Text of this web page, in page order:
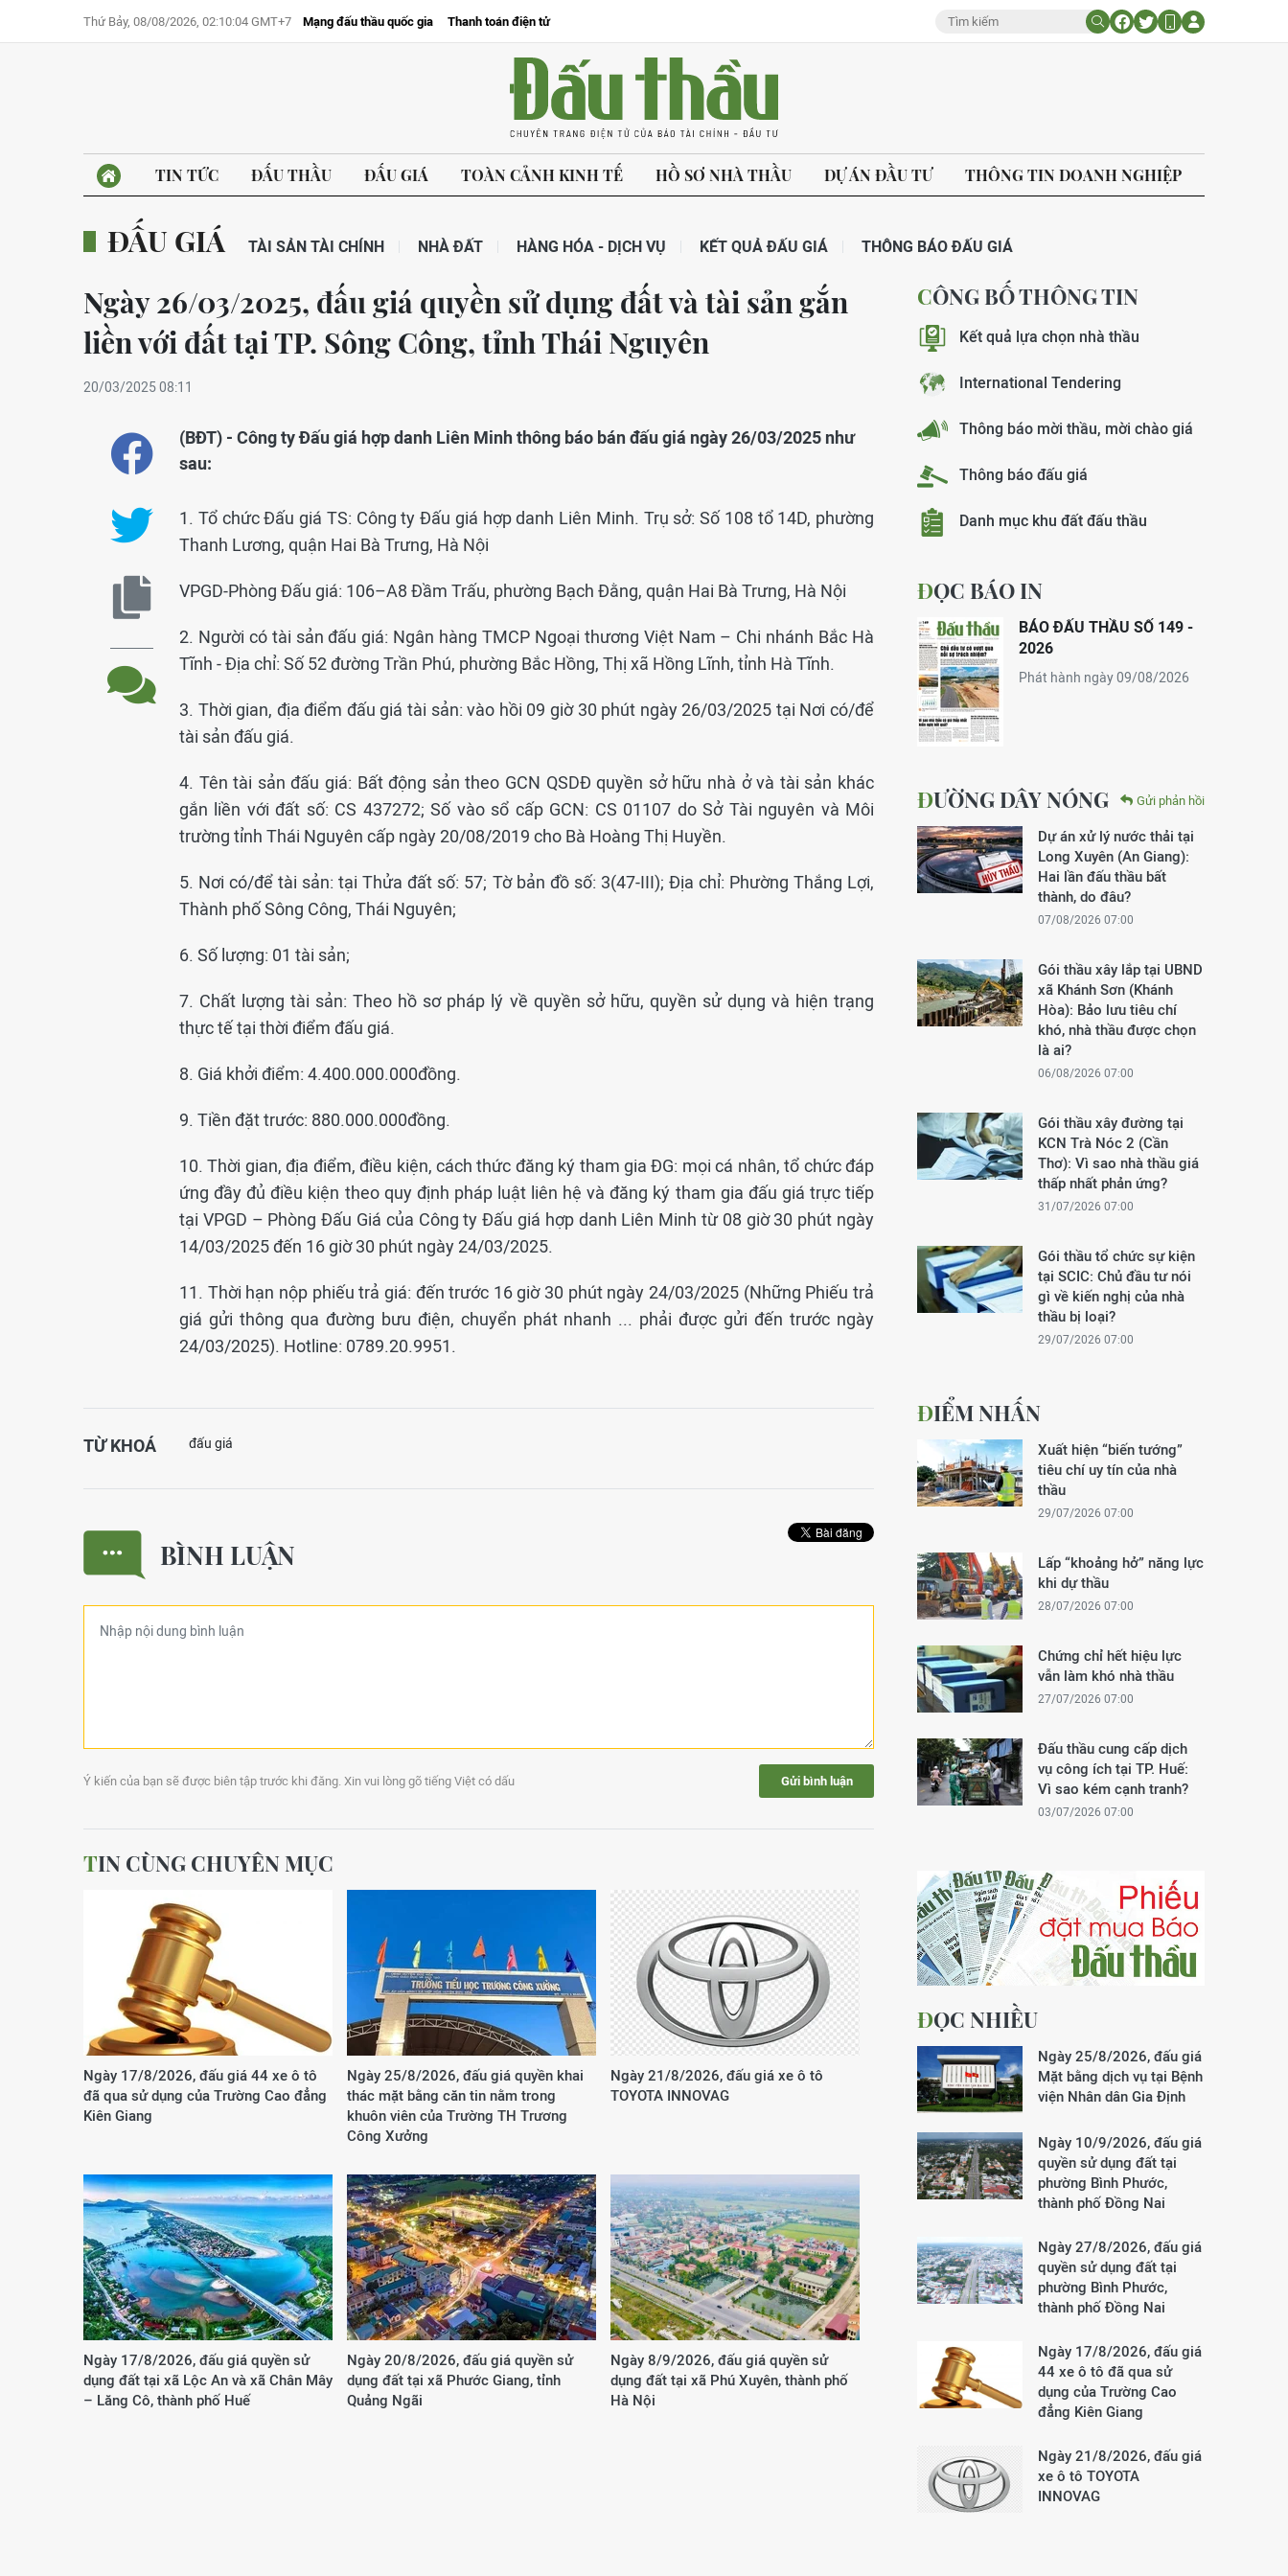
Thứ Bảy, 08/08/2026, 02:10:04 GMT+7 Mạng đấu thầu quốc gia Thanh toán điện tử
TIN TỨC ĐẤU THẦU ĐẤU GIÁ TOÀN CẢNH KINH TẾ HỒ SƠ NHÀ THẦU DỰ ÁN ĐẦU TƯ THÔNG TIN DOANH NGHIỆP
ĐẤU GIÁ TÀI SẢN TÀI CHÍNH NHÀ ĐẤT HÀNG HÓA - DỊCH VỤ KẾT QUẢ ĐẤU GIÁ THÔNG BÁO ĐẤU GIÁ
Ngày 26/03/2025, đấu giá quyền sử dụng đất và tài sản gắn
liền với đất tại TP. Sông Công, tỉnh Thái Nguyên
20/03/2025 08:11
(BĐT) - Công ty Đấu giá hợp danh Liên Minh thông báo bán đấu giá ngày 26/03/2025 như
sau:
1. Tổ chức Đấu giá TS: Công ty Đấu giá hợp danh Liên Minh. Trụ sở: Số 108 tổ 14D, phường
Thanh Lương, quận Hai Bà Trưng, Hà Nội
VPGD-Phòng Đấu giá: 106–A8 Đầm Trấu, phường Bạch Đằng, quận Hai Bà Trưng, Hà Nội
2. Người có tài sản đấu giá: Ngân hàng TMCP Ngoại thương Việt Nam – Chi nhánh Bắc Hà
Tĩnh - Địa chỉ: Số 52 đường Trần Phú, phường Bắc Hồng, Thị xã Hồng Lĩnh, tỉnh Hà Tĩnh.
3. Thời gian, địa điểm đấu giá tài sản: vào hồi 09 giờ 30 phút ngày 26/03/2025 tại Nơi có/để
tài sản đấu giá.
4. Tên tài sản đấu giá: Bất động sản theo GCN QSDĐ quyền sở hữu nhà ở và tài sản khác
gắn liền với đất số: CS 437272; Số vào sổ cấp GCN: CS 01107 do Sở Tài nguyên và Môi
trường tỉnh Thái Nguyên cấp ngày 20/08/2019 cho Bà Hoàng Thị Huyền.
5. Nơi có/để tài sản: tại Thửa đất số: 57; Tờ bản đồ số: 3(47-III); Địa chỉ: Phường Thắng Lợi,
Thành phố Sông Công, Thái Nguyên;
6. Số lượng: 01 tài sản;
7. Chất lượng tài sản: Theo hồ sơ pháp lý về quyền sở hữu, quyền sử dụng và hiện trạng
thực tế tại thời điểm đấu giá.
8. Giá khởi điểm: 4.400.000.000đồng.
9. Tiền đặt trước: 880.000.000đồng.
10. Thời gian, địa điểm, điều kiện, cách thức đăng ký tham gia ĐG: mọi cá nhân, tổ chức đáp
ứng đầy đủ điều kiện theo quy định pháp luật liên hệ và đăng ký tham gia đấu giá trực tiếp
tại VPGD – Phòng Đấu Giá của Công ty Đấu giá hợp danh Liên Minh từ 08 giờ 30 phút ngày
14/03/2025 đến 16 giờ 30 phút ngày 24/03/2025.
11. Thời hạn nộp phiếu trả giá: đến trước 16 giờ 30 phút ngày 24/03/2025 (Những Phiếu trả
giá gửi thông qua đường bưu điện, chuyển phát nhanh ... phải được gửi đến trước ngày
24/03/2025). Hotline: 0789.20.9951.
TỪ KHOÁ đấu giá
BÌNH LUẬN
Ý kiến của bạn sẽ được biên tập trước khi đăng. Xin vui lòng gõ tiếng Việt có dấu Gửi bình luận
TIN CÙNG CHUYÊN MỤC
Ngày 17/8/2026, đấu giá 44 xe ô tô
đã qua sử dụng của Trường Cao đẳng
Kiên Giang
Ngày 25/8/2026, đấu giá quyền khai
thác mặt bằng căn tin nằm trong
khuôn viên của Trường TH Trương
Công Xưởng
Ngày 21/8/2026, đấu giá xe ô tô
TOYOTA INNOVAG
Ngày 17/8/2026, đấu giá quyền sử
dụng đất tại xã Lộc An và xã Chân Mây
– Lăng Cô, thành phố Huế
Ngày 20/8/2026, đấu giá quyền sử
dụng đất tại xã Phước Giang, tỉnh
Quảng Ngãi
Ngày 8/9/2026, đấu giá quyền sử
dụng đất tại xã Phú Xuyên, thành phố
Hà Nội
CÔNG BỐ THÔNG TIN
Kết quả lựa chọn nhà thầu
International Tendering
Thông báo mời thầu, mời chào giá
Thông báo đấu giá
Danh mục khu đất đấu thầu
ĐỌC BÁO IN
BÁO ĐẤU THẦU SỐ 149 -
2026
Phát hành ngày 09/08/2026
ĐƯỜNG DÂY NÓNG Gửi phản hồi
Dự án xử lý nước thải tại
Long Xuyên (An Giang):
Hai lần đấu thầu bất
thành, do đâu?
07/08/2026 07:00
Gói thầu xây lắp tại UBND
xã Khánh Sơn (Khánh
Hòa): Bảo lưu tiêu chí
khó, nhà thầu được chọn
là ai?
06/08/2026 07:00
Gói thầu xây đường tại
KCN Trà Nóc 2 (Cần
Thơ): Vì sao nhà thầu giá
thấp nhất phản ứng?
31/07/2026 07:00
Gói thầu tổ chức sự kiện
tại SCIC: Chủ đầu tư nói
gì về kiến nghị của nhà
thầu bị loại?
29/07/2026 07:00
ĐIỂM NHẤN
Xuất hiện “biến tướng”
tiêu chí uy tín của nhà
thầu
29/07/2026 07:00
Lấp “khoảng hở” năng lực
khi dự thầu
28/07/2026 07:00
Chứng chỉ hết hiệu lực
vẫn làm khó nhà thầu
27/07/2026 07:00
Đấu thầu cung cấp dịch
vụ công ích tại TP. Huế:
Vì sao kém cạnh tranh?
03/07/2026 07:00
ĐỌC NHIỀU
Ngày 25/8/2026, đấu giá
Mặt bằng dịch vụ tại Bệnh
viện Nhân dân Gia Định
Ngày 10/9/2026, đấu giá
quyền sử dụng đất tại
phường Bình Phước,
thành phố Đồng Nai
Ngày 27/8/2026, đấu giá
quyền sử dụng đất tại
phường Bình Phước,
thành phố Đồng Nai
Ngày 17/8/2026, đấu giá
44 xe ô tô đã qua sử
dụng của Trường Cao
đẳng Kiên Giang
Ngày 21/8/2026, đấu giá
xe ô tô TOYOTA
INNOVAG